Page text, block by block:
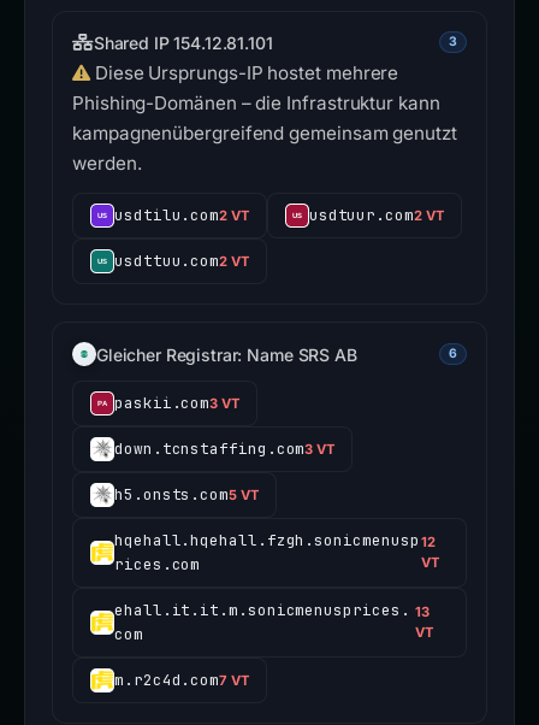
Shared IP 154.12.81.101 3
Diese Ursprungs-IP hostet mehrere
Phishing-Domänen – die Infrastruktur kann
kampagnenübergreifend gemeinsam genutzt
werden.
usdtilu.com2 VT usdtuur.com2 VT
usdttuu.com2 VT
Gleicher Registrar: Name SRS AB 6
paskii.com3 VT
down.tcnstaffing.com3 VT
h5.onsts.com5 VT
hqehall.hqehall.fzgh.sonicmenusp
rices.com
12
VT
ehall.it.it.m.sonicmenusprices.
com
13
VT
m.r2c4d.com7 VT